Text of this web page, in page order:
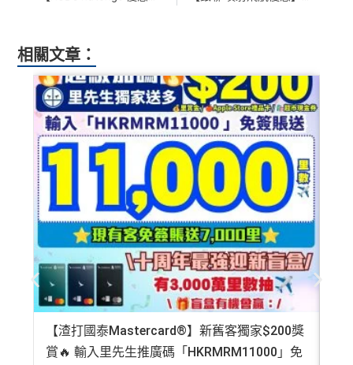
AE購物保障：延長一年保障
高達HK$9,000奢華酒店回贈
AE白金卡香港足球會HKFC禮遇
亞洲50+指定高爾夫球會免費果嶺費
信和酒店優惠：會送住宿禮券，信和酒店及遠東酒店
積分無限期
飲食優惠全集：AE美膳會及餐廳優惠合集/AE買一送
一
優惠活動更新： AE信用卡優惠合集
❎缺點
年費$9,500無得豁免
相關文章：
【渣打國泰Mastercard®】新舊客獨家$200獎
賞🔥 輸入里先生推廣碼「HKRMRM11000」免